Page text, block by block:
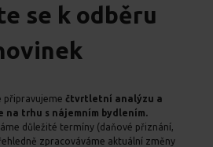
se k odběru
připravujeme čtvrtletní analýzu a
na trhu s nájemním bydlením.
důležité termíny (daňové přiznání,
zpracováváme aktuální změny